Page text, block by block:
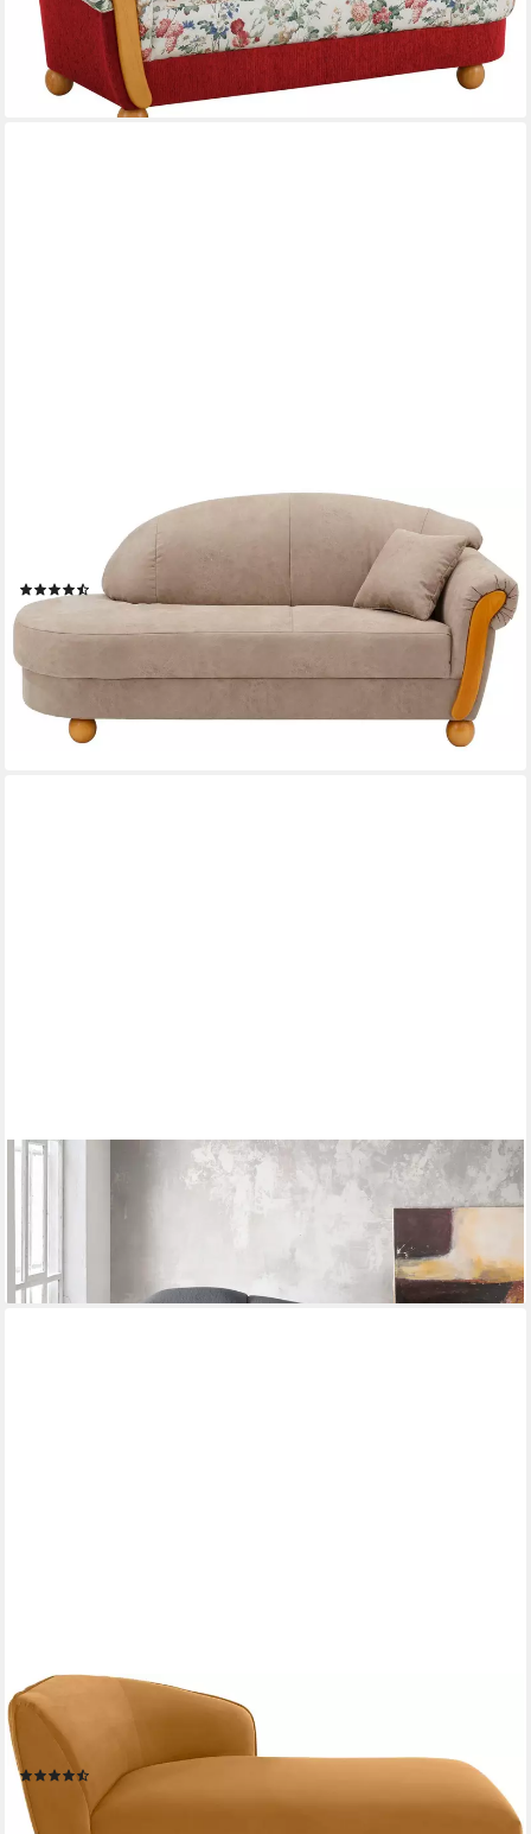
lieferbar in 6 Wochen
Ottomane Milano, Besonders bequem durch
Federkernpolsterung, Armlehne links oder rechts
(9)
689,99 €
lieferbar in 6 Wochen
Chaiselongue Torello Recamiere, bequem, elegant und zeitlos
949,99 €
lieferbar in 3 Wochen
HOME AFFAIRE
Recamiere Oradea, mit eleganter Steppung auf Rückseite der
Rückenlehne
659,99 €